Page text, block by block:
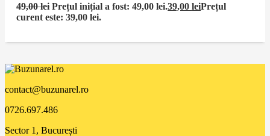
49,00lei Prețul inițial a fost: 49,00 lei.39,00leiPrețul
curent este: 39,00 lei.
contact@buzunarel.ro
0726.697.486
Sector 1, București